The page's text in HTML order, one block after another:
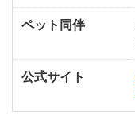
ペット同伴
公式サイト